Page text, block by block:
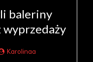
baleriny
wyprzedaży
Karolinaa